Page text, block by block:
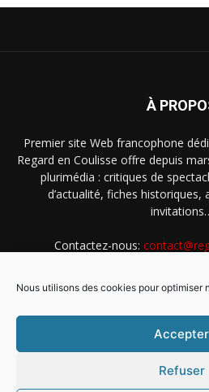
Nous utilisons des cookies pour optimiser
Accepter
Refuser
À
Premier site Web francophone
Regard en Coulisse offre depuis
plurimédia : critiques de
d’actualité, fiches historiques,
Contactez-nous: